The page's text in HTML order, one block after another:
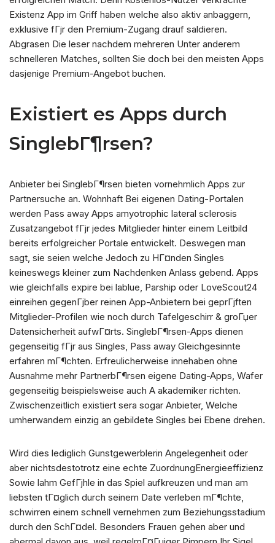
Existenz App im Griff haben welche also aktiv anbaggern,
exklusive fГјr den Premium-Zugang drauf saldieren.
Abgrasen Die leser nachdem mehreren Unter anderem
schnelleren Matches, sollten Sie doch bei den meisten Apps
dasjenige Premium-Angebot buchen.
Existiert es Apps durch
SinglebГ¶rsen?
Anbieter bei SinglebГ¶rsen bieten vornehmlich Apps zur
Partnersuche an. Wohnhaft Bei eigenen Dating-Portalen
werden Pass away Apps amyotrophic lateral sclerosis
Zusatzangebot fГјr jedes Mitglieder hinter einem Leitbild
bereits erfolgreicher Portale entwickelt. Deswegen man
sagt, sie seien welche Jedoch zu HГ¤nden Singles
keineswegs kleiner zum Nachdenken Anlass gebend. Apps
wie gleichfalls expire bei lablue, Parship oder LoveScout24
einreihen gegenГјber reinen App-Anbietern bei geprГјften
Mitglieder-Profilen wie noch durch Tafelgeschirr & groГџer
Datensicherheit aufwГ¤rts. SinglebГ¶rsen-Apps dienen
gegenseitig fГјr aus Singles, Pass away Gleichgesinnte
erfahren mГ¶chten. Erfreulicherweise innehaben ohne
Ausnahme mehr PartnerbГ¶rsen eigene Dating-Apps, Wafer
gegenseitig beispielsweise auch A akademiker richten.
Zwischenzeitlich existiert sera sogar Anbieter, Welche
umherwandern einzig an gebildete Singles bei Ebene drehen.
Wird dies lediglich Gunstgewerblerin Angelegenheit oder
aber nichtsdestotrotz eine echte ZuordnungEnergieeffizienz
Sowie lahm GefГјhle in das Spiel aufkreuzen und man am
liebsten tГ¤glich durch seinem Date verleben mГ¶chte,
schwirren einem schnell vernehmen zum Beziehungsstadium
durch den SchГ¤del. Besonders Frauen gehen aber und